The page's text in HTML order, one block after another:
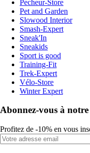
Pecheur-Store
Pet and Garden
Slowood Interior
Smash-Expert
Sneak'In
Sneakids
Sport is good
Training-Fit
Trek-Expert
Vélo-Store
Winter Expert
Abonnez-vous à
Profitez de -10% en vous